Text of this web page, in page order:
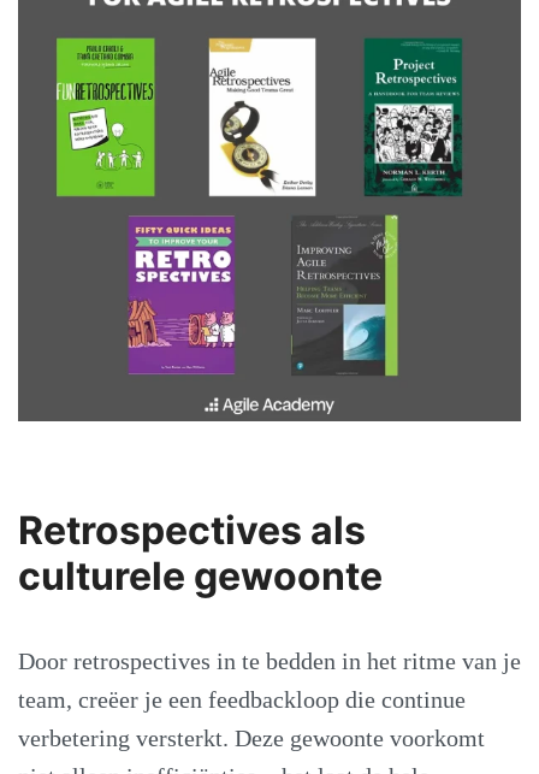
Retrospectives als
culturele gewoonte
Door retrospectives in te bedden in het ritme van je
team, creëer je een feedbackloop die continue
verbetering versterkt. Deze gewoonte voorkomt